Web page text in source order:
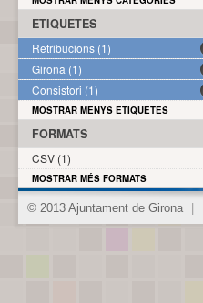
ETIQUETES
Retribucions (1)
Girona (1)
Consistori (1)
MOSTRAR MENYS ETIQUETES
FORMATS
CSV (1)
MOSTRAR MÉS FORMATS
© 2013 Ajuntament de Girona